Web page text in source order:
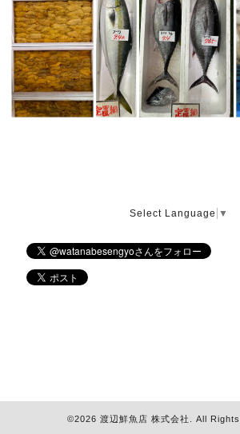
Select Language ▼
©2026 渡辺鮮魚店 株式会社 . All